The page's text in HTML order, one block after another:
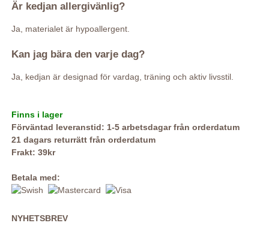
Är kedjan allergivänlig?
Ja, materialet är hypoallergent.
Kan jag bära den varje dag?
Ja, kedjan är designad för vardag, träning och aktiv livsstil.
Finns i lager
Förväntad leveranstid: 1-5 arbetsdagar från orderdatum
21 dagars returrätt från orderdatum
Frakt: 39kr
Betala med:
NYHETSBREV